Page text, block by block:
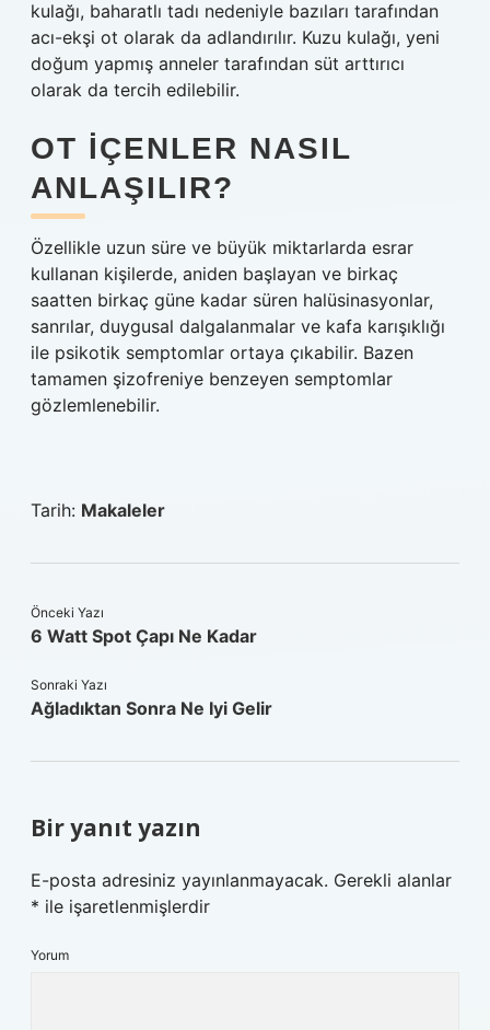
kulağı, baharatlı tadı nedeniyle bazıları tarafından
acı-ekşi ot olarak da adlandırılır. Kuzu kulağı, yeni
doğum yapmış anneler tarafından süt arttırıcı
olarak da tercih edilebilir.
OT IÇENLER NASIL
ANLAŞILIR?
Özellikle uzun süre ve büyük miktarlarda esrar
kullanan kişilerde, aniden başlayan ve birkaç
saatten birkaç güne kadar süren halüsinasyonlar,
sanrılar, duygusal dalgalanmalar ve kafa karışıklığı
ile psikotik semptomlar ortaya çıkabilir. Bazen
tamamen şizofreniye benzeyen semptomlar
gözlemlenebilir.
Tarih: Makaleler
Önceki Yazı
6 Watt Spot Çapı Ne Kadar
Sonraki Yazı
Ağladıktan Sonra Ne Iyi Gelir
Bir yanıt yazın
E-posta adresiniz yayınlanmayacak. Gerekli alanlar
* ile işaretlenmişlerdir
Yorum